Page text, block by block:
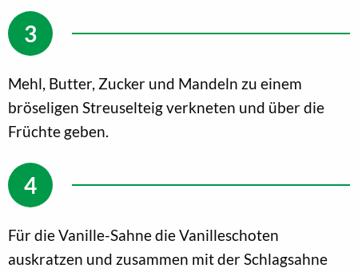
Mehl, Butter, Zucker und Mandeln zu einem
bröseligen Streuselteig verkneten und über die
Früchte geben.
Für die Vanille-Sahne die Vanilleschoten
auskratzen und zusammen mit der Schlagsahne